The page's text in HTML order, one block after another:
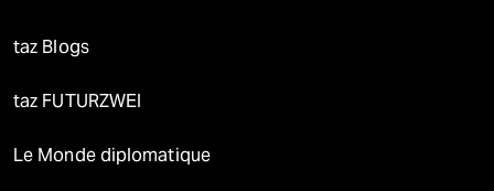
taz Blogs
taz FUTURZWEI
Le Monde diplomatique